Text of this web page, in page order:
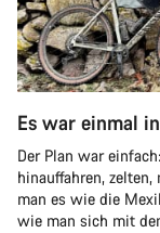
Es war einmal
Der Plan war
hinauffahren,
man es wie die
wie man sich mit